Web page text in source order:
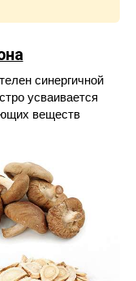
синергичной
усваивается
веществ